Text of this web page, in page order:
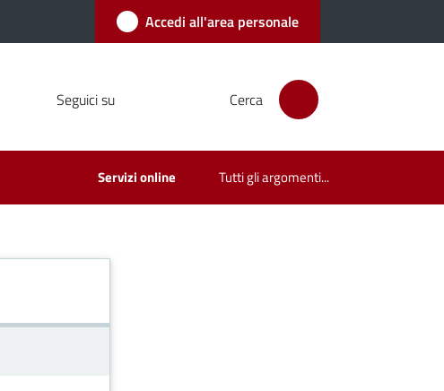
Accedi all'area personale
Seguici su Cerca
Servizi online Tutti gli argomenti...